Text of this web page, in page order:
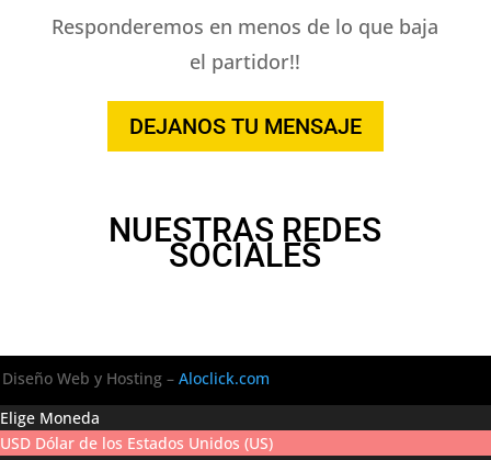
Responderemos en menos de lo que baja
el partidor!!
DEJANOS TU MENSAJE
NUESTRAS REDES
SOCIALES
Diseño Web y Hosting –Aloclick.com
Elige Moneda
USD Dólar de los Estados Unidos (US)